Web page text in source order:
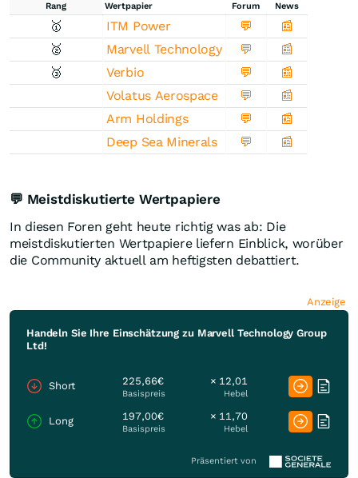
Rang Wertpapier Forum News
🥇 ITM Power 💬
📰
🥈
Marvell Technology 💬
📰
🥉
Verbio 💬
📰
Volatus Aerospace
💬
📰
Arm Holdings
💬
📰
Deep Sea Minerals
💬 📰
💬 Meistdiskutierte Wertpapiere
In diesen Foren geht heute richtig was ab: Die
meistdiskutierten Wertpapiere liefern Einblick, worüber
die Community aktuell am heftigsten debattiert.
Anzeige
Handeln Sie Ihre Einschätzung zu Marvell Technology Group
Ltd!
Short 225,66€
Basispreis
× 12,01
Hebel
Long 197,00€
Basispreis
× 11,70
Hebel
Präsentiert von